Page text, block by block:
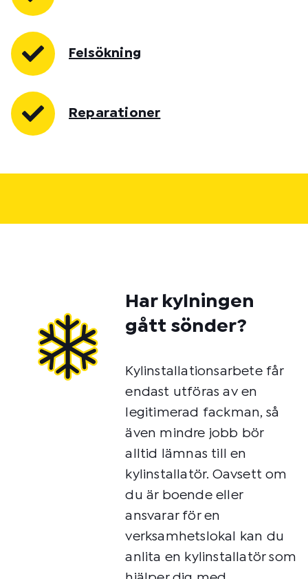
Felsökning
Reparationer
Har kylningen
gått sönder?
Kylinstallationsarbete får
endast utföras av en
legitimerad fackman, så
även mindre jobb bör
alltid lämnas till en
kylinstallatör. Oavsett om
du är boende eller
ansvarar för en
verksamhetslokal kan du
anlita en kylinstallatör som